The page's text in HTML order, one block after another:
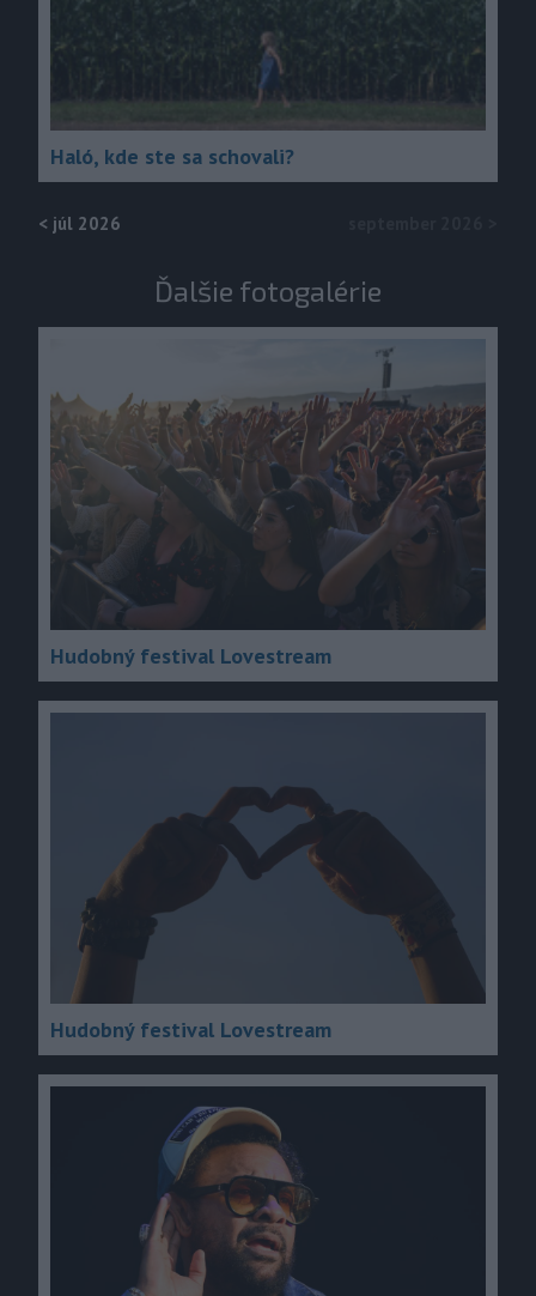
Haló, kde ste sa schovali?
< júl 2026
Ďalšie fotogalérie
Hudobný festival Lovestream
Hudobný festival Lovestream